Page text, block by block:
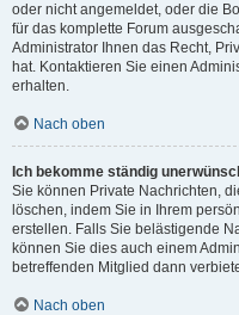
oder nicht angemeldet, oder die
für das komplette Forum
Administrator Ihnen das Recht,
hat. Kontaktieren Sie einen
erhalten.
Nach oben
Ich bekomme ständig
Sie können Private Nachrichten,
löschen, indem Sie in Ihrem
erstellen. Falls Sie belästigende
können Sie dies auch einem
betreffenden Mitglied dann
Nach oben